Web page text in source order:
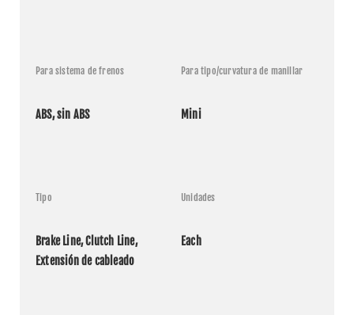
Para sistema de frenos
ABS, sin ABS
Para tipo/curvatura de manillar
Mini
Tipo
Brake Line, Clutch Line,
Extensión de cableado
Unidades
Each